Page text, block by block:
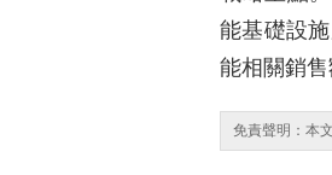
能基礎設
能相關銷
免責聲明：本